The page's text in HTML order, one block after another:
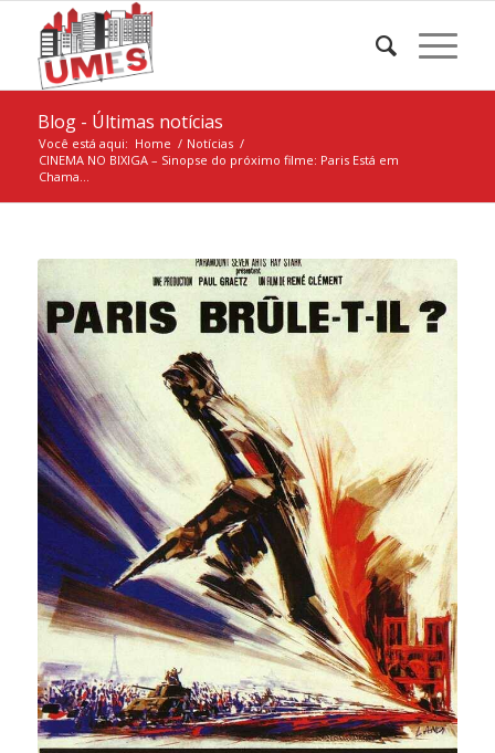
Blog - Últimas notícias
Você está aqui: Home / Notícias /
CINEMA NO BIXIGA – Sinopse do próximo filme: Paris Está em
Chama...